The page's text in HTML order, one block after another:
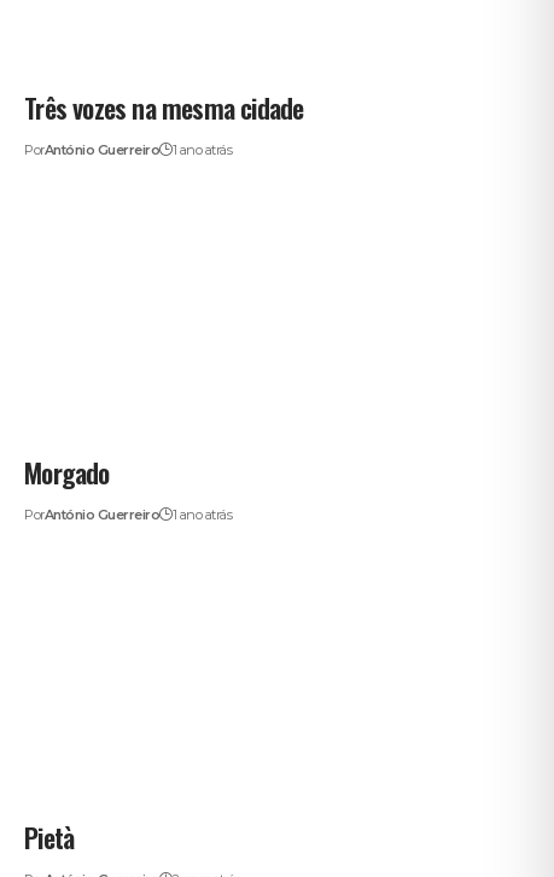
Três vozes na mesma cidade
PorAntónio Guerreiro 1 ano atrás
Morgado
PorAntónio Guerreiro 1 ano atrás
Pietà